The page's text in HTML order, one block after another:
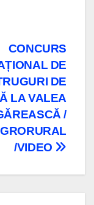
CONCURS
DE
DE
LA VALEA
/
/VIDEO